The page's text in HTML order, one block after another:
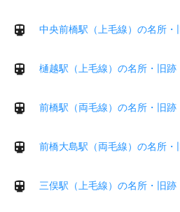
中央前橋駅（上毛線）の名所・
樋越駅（上毛線）の名所・旧跡
前橋駅（両毛線）の名所・旧跡
前橋大島駅（両毛線）の名所・
三俣駅（上毛線）の名所・旧跡